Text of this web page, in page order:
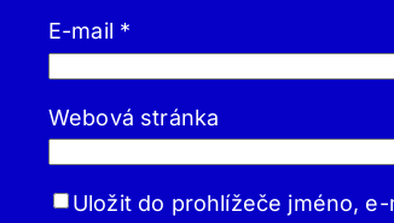
E-mail *
Webová stránka
Uložit do prohlížeče jméno,